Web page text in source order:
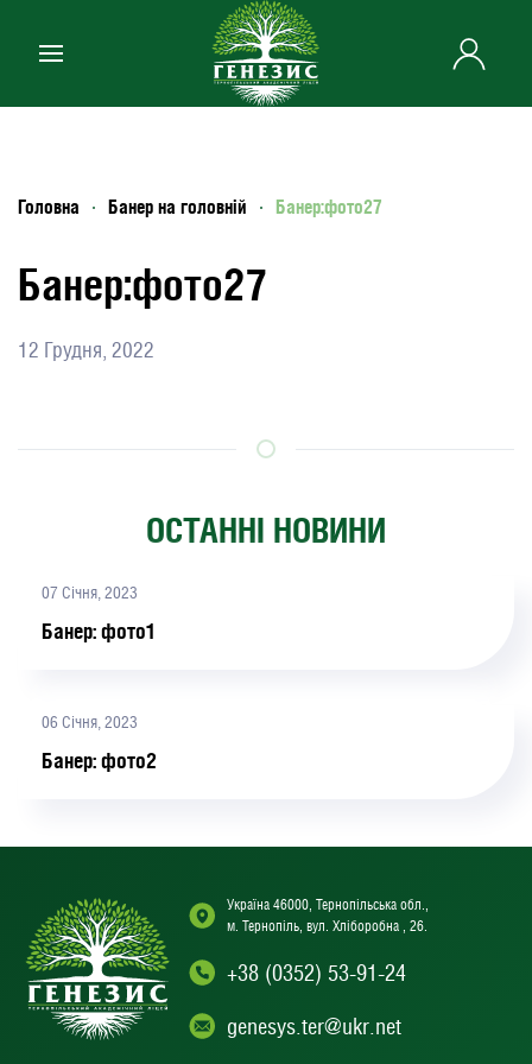
Skip to main content
Головна Банер на головній Банер:фото27
Банер:фото27
12 Грудня, 2022
ОСТАННІ НОВИНИ
07 Січня, 2023
Банер: фото1
06 Січня, 2023
Банер: фото2
Україна 46000, Тернопільська обл.,
м. Тернопіль, вул. Хліборобна , 26.
+38 (0352) 53-91-24
genesys.ter@ukr.net